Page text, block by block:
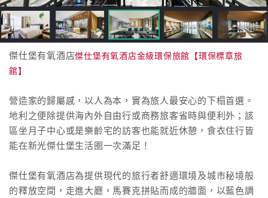
跟
飯
店
訂
房
特
色
民
傑仕堡有氧酒店傑仕堡有氧酒店金級環保旅館【環保標章旅
館】
營造家的歸屬感，以人為本，實為旅人最安心的下榻首選。
地利之便除提供海內外自由行或商務旅客省時與便利外；該
區坐月子中心或是樂齡宅的訪客也能就近休憩，食衣住行皆
能在新光傑仕堡生活圈一次滿足！
傑仕堡有氧酒店為提供現代的旅行者舒適環境及城市秘境般
的釋放空間，走進大廳，馬賽克拼貼而成的牆面，以藍色調